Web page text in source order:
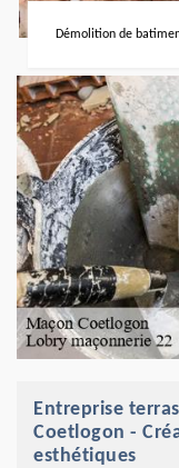
Démolition de
Entreprise
Coetlogon -
esthétiques